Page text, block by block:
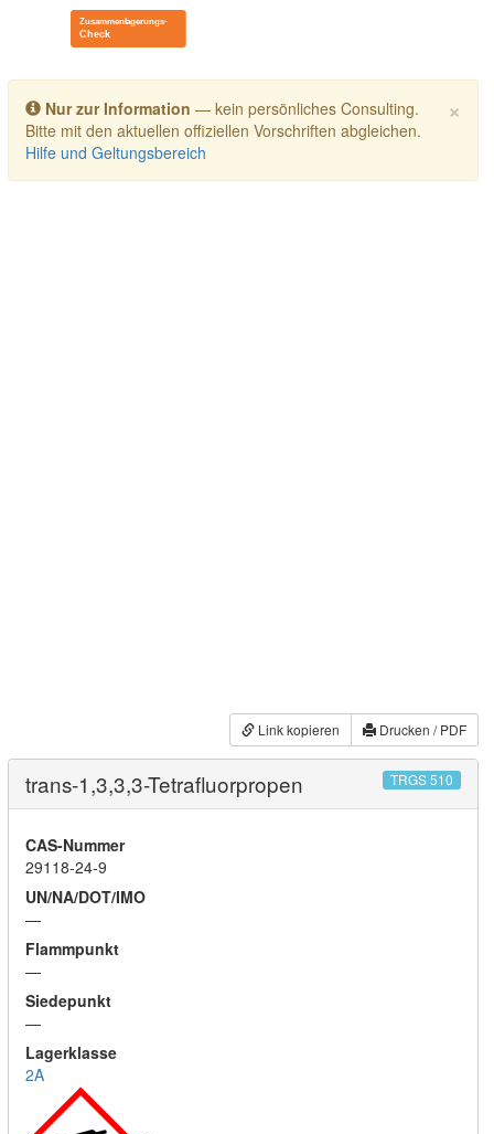
Toggle navigation
×
Nur zur Information — kein persönliches Consulting.
Bitte mit den aktuellen offiziellen Vorschriften abgleichen.
Hilfe und Geltungsbereich
Link kopieren Drucken / PDF
trans-1,3,3,3-Tetrafluorpropen TRGS 510
CAS-Nummer
29118-24-9
UN/NA/DOT/IMO
—
Flammpunkt
—
Siedepunkt
—
Lagerklasse
2A